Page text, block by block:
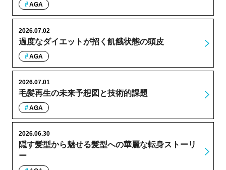
AGA
過度なダイエットが招く飢餓状態の頭皮
2026.07.02
AGA
毛髪再生の未来予想図と技術的課題
2026.07.01
AGA
隠す髪型から魅せる髪型への華麗な転身ストーリ
ー
2026.06.30